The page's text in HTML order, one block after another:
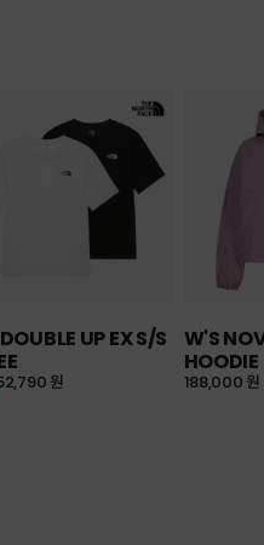
UP EX S/S
원
W'S
HOODIE
188,000 원